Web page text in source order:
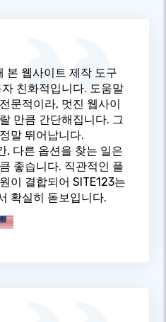
본 웹사이트 제작 도구
친화적입니다. 도움말
문적이라, 멋진 웹사이
만큼 간단해집니다. 그
말 뛰어납니다.
, 다른 옵션을 찾는 일은
좋습니다. 직관적인 플
이 결합되어 SITE123는
확실히 돋보입니다.